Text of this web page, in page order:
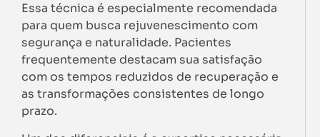
Essa técnica é especialmente recomendada
para quem busca rejuvenescimento com
segurança e naturalidade. Pacientes
frequentemente destacam sua satisfação
com os tempos reduzidos de recuperação e
as transformações consistentes de longo
prazo.